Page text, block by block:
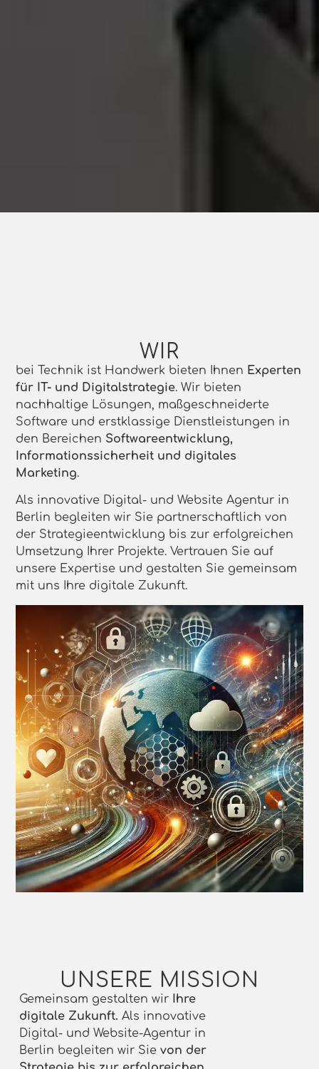
WIR
bei Technik ist Handwerk bieten Ihnen Experten
für IT- und Digitalstrategie. Wir bieten
nachhaltige Lösungen, maßgeschneiderte
Software und erstklassige Dienstleistungen in
den Bereichen Softwareentwicklung,
Informationssicherheit und digitales
Marketing.
Als innovative Digital- und Website Agentur in
Berlin begleiten wir Sie partnerschaftlich von
der Strategieentwicklung bis zur erfolgreichen
Umsetzung Ihrer Projekte. Vertrauen Sie auf
unsere Expertise und gestalten Sie gemeinsam
mit uns Ihre digitale Zukunft.
UNSERE MISSION
Gemeinsam gestalten wir
Ihre
digitale Zukunft. Als innovative
Digital- und Website-Agentur in
Berlin begleiten wir Sie von der